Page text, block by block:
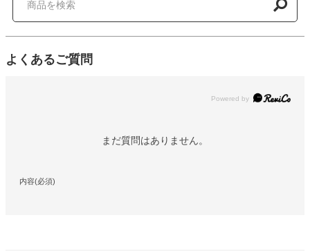
よくあるご質問
Powered by
まだ質問はありません。
内容(必須)